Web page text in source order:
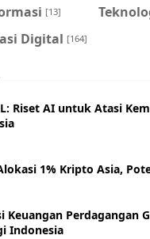
[13]
Digital [164]
Riset AI untuk Atasi
1% Kripto Asia,
Keuangan Perdagangan
Indonesia